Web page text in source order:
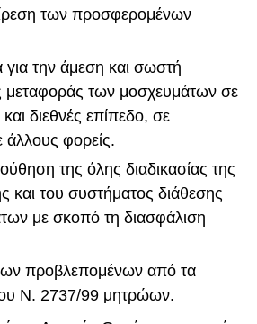
των προσφερομένων
για την άμεση και σωστή
των μοσχευμάτων σε
διεθνές επίπεδο, σε
άλλους φορείς.
της όλης διαδικασίας της
και του συστήματος διάθεσης
με σκοπό τη διασφάλιση
προβλεπομένων από τα
Ν. 2737/99 μητρώων.